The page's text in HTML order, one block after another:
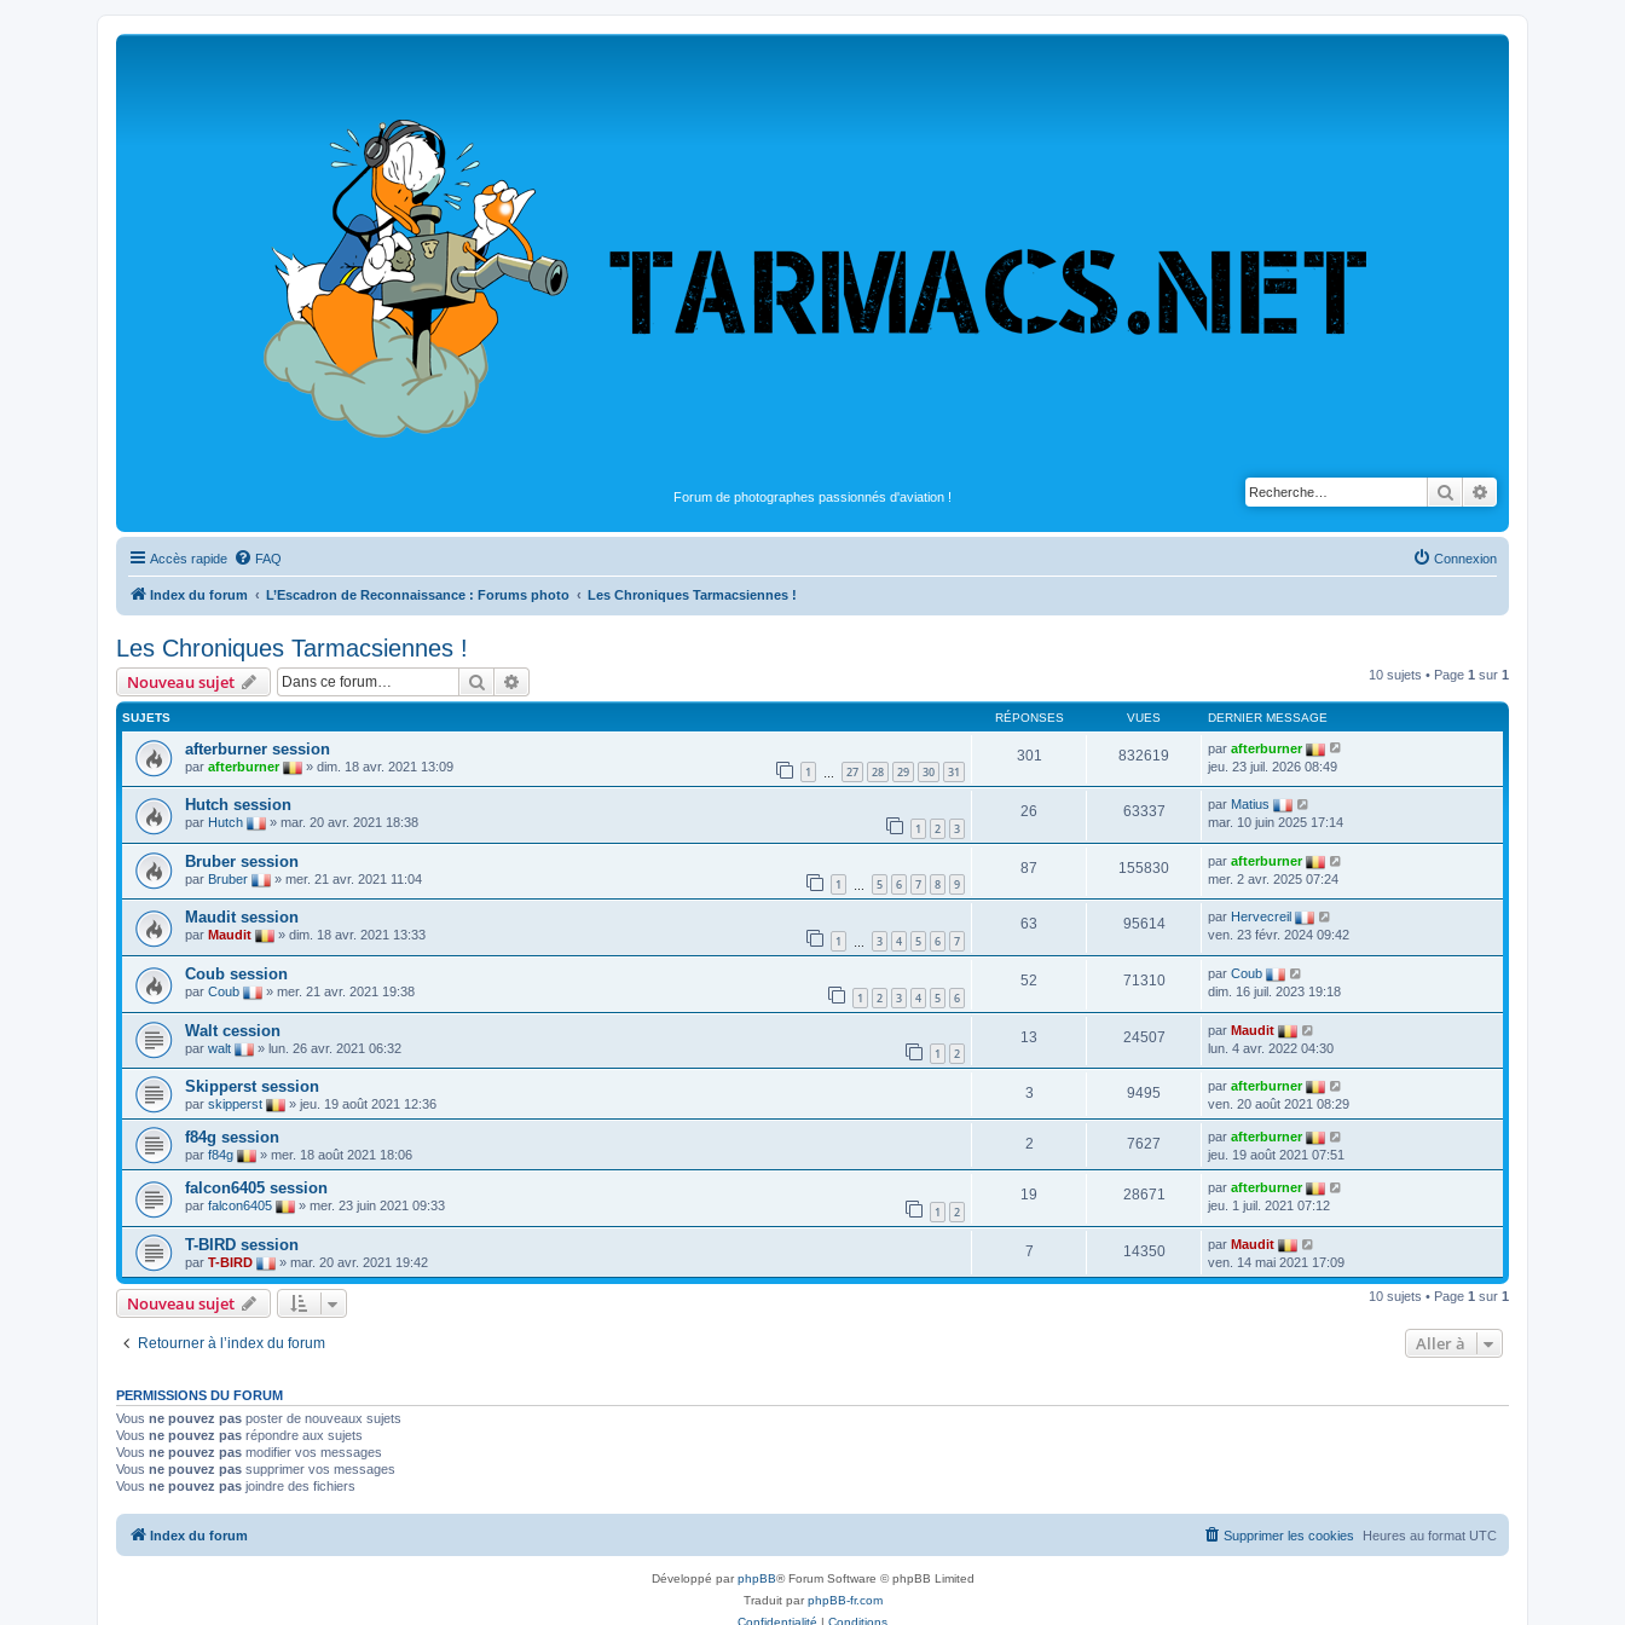
Forum de photographes passionnés d'aviation ! Rechercher
Accès rapide FAQ Connexion
Index du forum L’Escadron de Reconnaissance : Forums photo Les Chroniques Tarmacsiennes !
Les Chroniques Tarmacsiennes !
Nouveau sujet Rechercher 10 sujets • Page 1 sur 1
SUJETS RÉPONSES VUES DERNIER MESSAGE
afterburner session
par afterburner » dim. 18 avr. 2021 13:09 1 27 28 29 30 31
301 832619 par afterburner
jeu. 23 juil. 2026 08:49
Hutch session
par Hutch » mar. 20 avr. 2021 18:38 1 2 3
26 63337 par Matius
mar. 10 juin 2025 17:14
Bruber session
par Bruber » mer. 21 avr. 2021 11:04 1 5 6 7 8 9
87 155830 par afterburner
mer. 2 avr. 2025 07:24
Maudit session
par Maudit » dim. 18 avr. 2021 13:33 1 3 4 5 6 7
63 95614 par Hervecreil
ven. 23 févr. 2024 09:42
Coub session
par Coub » mer. 21 avr. 2021 19:38 1 2 3 4 5 6
52 71310 par Coub
dim. 16 juil. 2023 19:18
Walt cession
par walt » lun. 26 avr. 2021 06:32 1 2
13 24507 par Maudit
lun. 4 avr. 2022 04:30
Skipperst session
par skipperst » jeu. 19 août 2021 12:36
3 9495 par afterburner
ven. 20 août 2021 08:29
f84g session
par f84g » mer. 18 août 2021 18:06
2 7627 par afterburner
jeu. 19 août 2021 07:51
falcon6405 session
par falcon6405 » mer. 23 juin 2021 09:33 1 2
19 28671 par afterburner
jeu. 1 juil. 2021 07:12
T-BIRD session
par T-BIRD » mar. 20 avr. 2021 19:42
7 14350 par Maudit
ven. 14 mai 2021 17:09
Nouveau sujet 10 sujets • Page 1 sur 1
Retourner à l’index du forum Aller à
PERMISSIONS DU FORUM
Vous ne pouvez pas poster de nouveaux sujets
Vous ne pouvez pas répondre aux sujets
Vous ne pouvez pas modifier vos messages
Vous ne pouvez pas supprimer vos messages
Vous ne pouvez pas joindre des fichiers
Index du forum Heures au format UTC
Supprimer les cookies
Développé parphpBB® Forum Software © phpBB Limited
Traduit parphpBB-fr.com